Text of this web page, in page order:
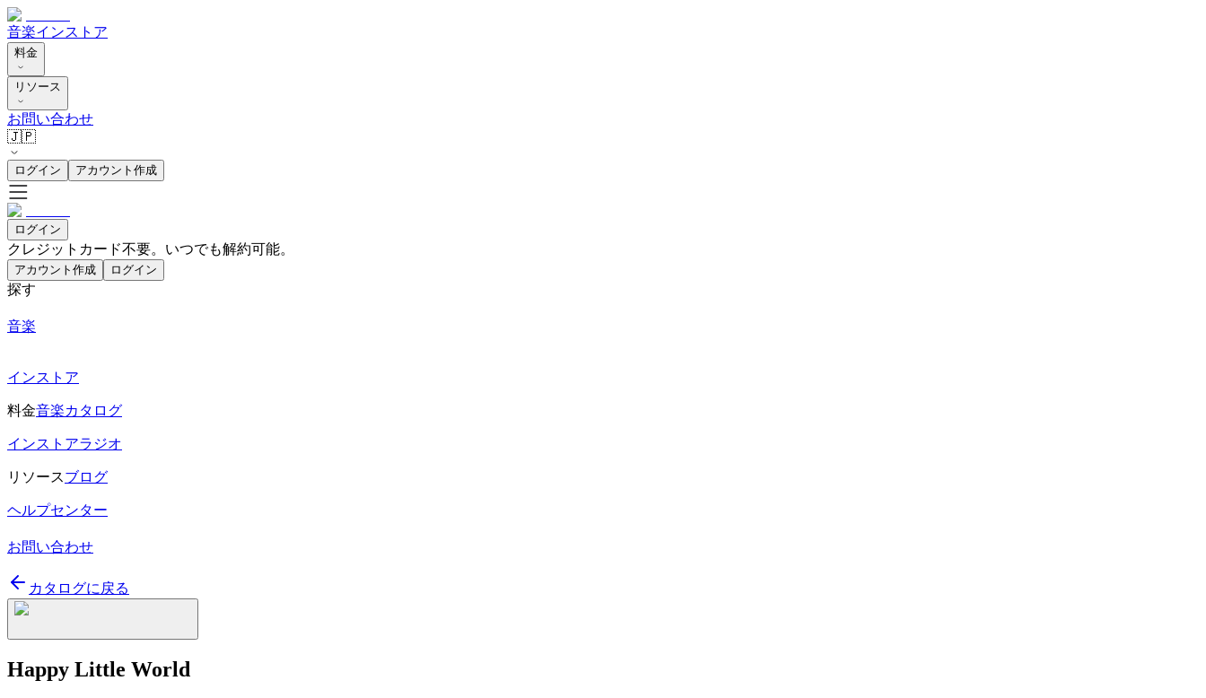
音楽インストア
料金
リソース
お問い合わせ
🇯🇵
ログイン アカウント作成
ログイン
クレジットカード不要。いつでも解約可能。
アカウント作成 ログイン
探す
音楽
インストア
料金音楽カタログ
インストアラジオ
リソースブログ
ヘルプセンター
お問い合わせ
カタログに戻る
Happy Little World